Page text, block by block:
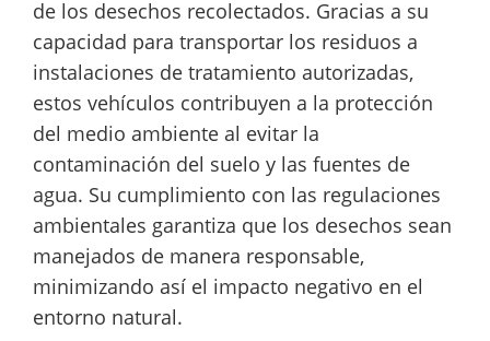
de los desechos recolectados. Gracias a su
capacidad para transportar los residuos a
instalaciones de tratamiento autorizadas,
estos vehículos contribuyen a la protección
del medio ambiente al evitar la
contaminación del suelo y las fuentes de
agua. Su cumplimiento con las regulaciones
ambientales garantiza que los desechos sean
manejados de manera responsable,
minimizando así el impacto negativo en el
entorno natural.